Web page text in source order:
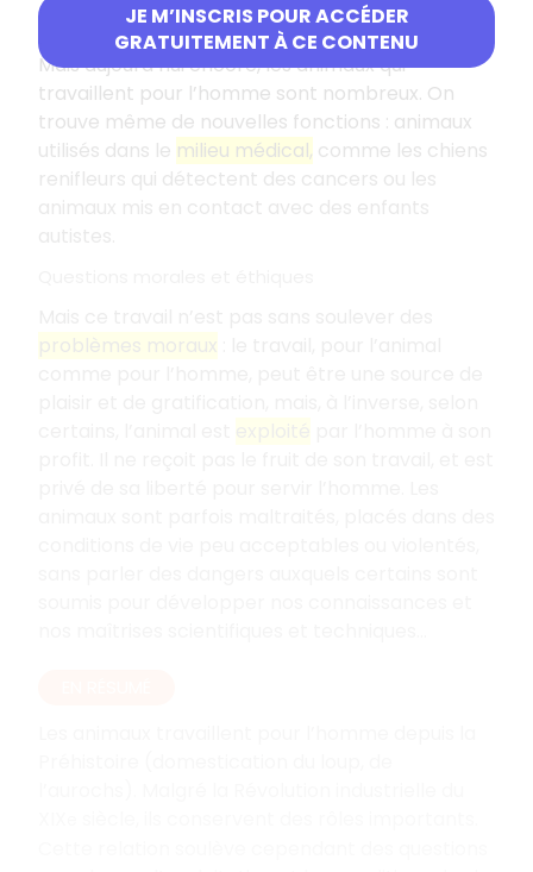
JE M’INSCRIS POUR ACCÉDER
GRATUITEMENT À CE CONTENU
Nouvelles fonctions contemporaines
Mais aujourd’hui encore, les animaux qui
travaillent pour l’homme sont nombreux. On
trouve même de nouvelles fonctions : animaux
utilisés dans le milieu médical, comme les chiens
renifleurs qui détectent des cancers ou les